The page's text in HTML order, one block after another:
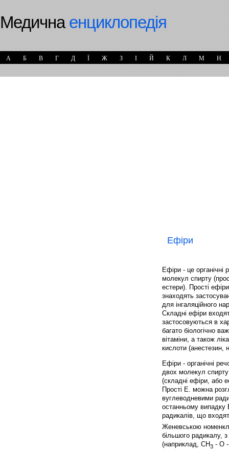
Медичнаенциклопедія
А Б В Г Д Ї Ж З І Й К Л М Н
Ефіри
Ефіри - це
молекул спирту
естери). Прості
знаходять
для інгаляційного
Складні ефіри
застосовуються в
багато біологічно
вітаміни, а також
кислоти (анестезин,
Ефіри - органічні
двох молекул
(складні ефіри, або
Прості Е. можна
вуглеводневими
останньому випадку
радикалів, що
Женевською
більшого радикалу,
(наприклад, СН3 - О